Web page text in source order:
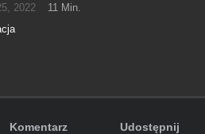
2022
11 Min.
Komentarz Udostępnij